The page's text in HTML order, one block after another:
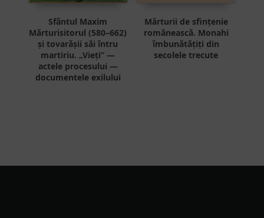
Sfântul Maxim
Mărturisitorul (580–662)
și tovarășii săi întru
martiriu. „Vieți” —
actele procesului —
documentele exilului
Mărturii de sfințenie
românească. Monahi
îmbunătățiți din
secolele trecute